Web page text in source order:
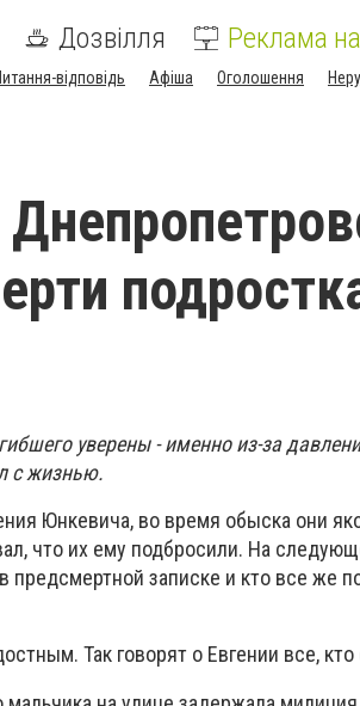
Дозвілля Реклама на
відповідь Афіша Оголошення
уверены - именно из-за
с жизнью.
Юнкевича, во время обыска они
что их ему подбросили. На
записке и кто все же
Так говорят о Евгении все, кто